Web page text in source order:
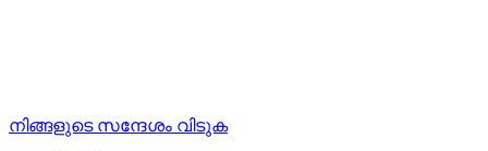
നിങ്ങളുടെ സന്ദേശം വിടുക